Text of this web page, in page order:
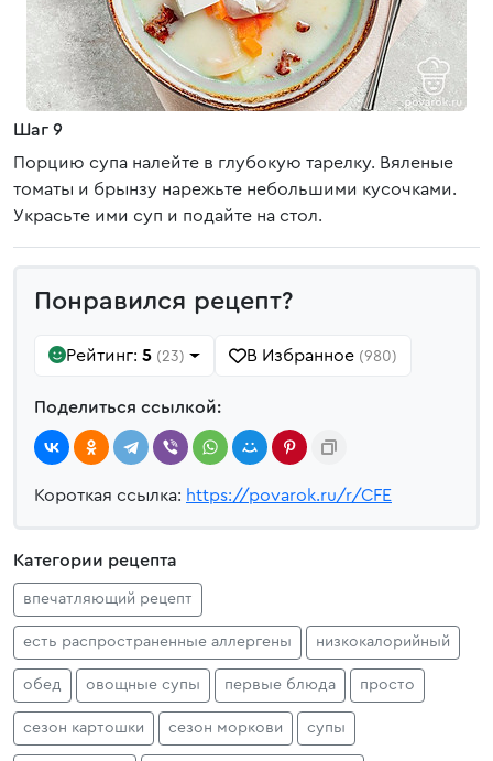
Шаг 9
Порцию супа налейте в глубокую тарелку. Вяленые
томаты и брынзу нарежьте небольшими кусочками.
Украсьте ими суп и подайте на стол.
Понравился рецепт?
Рейтинг: 5 (23) В Избранное (980)
Поделиться ссылкой:
Короткая ссылка: https://povarok.ru/r/CFE
Категории рецепта
впечатляющий рецепт
есть распространенные аллергены низкокалорийный
обед овощные супы первые блюда просто
сезон картошки сезон моркови супы